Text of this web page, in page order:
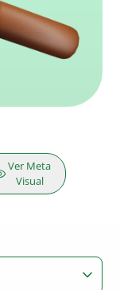
Ver Meta
Visual